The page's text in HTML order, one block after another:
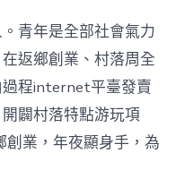
落
財
產
復
興
注
進
人
青年是全部社會氣力
返鄉創業、村落周全
程internet平臺發賣
闢村落特點游玩項
業，年夜顯身手，為